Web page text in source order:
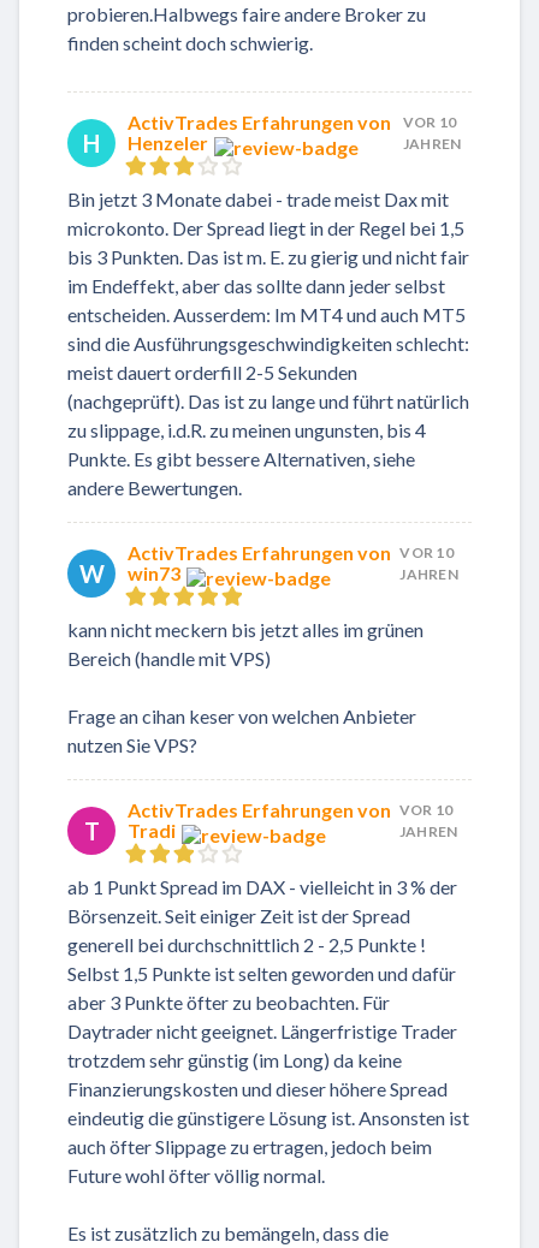
probieren.Halbwegs faire andere Broker zu
finden scheint doch schwierig.
H
ActivTrades Erfahrungen von
Henzeler
VOR 10
JAHREN
Bin jetzt 3 Monate dabei - trade meist Dax mit
microkonto. Der Spread liegt in der Regel bei 1,5
bis 3 Punkten. Das ist m. E. zu gierig und nicht fair
im Endeffekt, aber das sollte dann jeder selbst
entscheiden. Ausserdem: Im MT4 und auch MT5
sind die Ausführungsgeschwindigkeiten schlecht:
meist dauert orderfill 2-5 Sekunden
(nachgeprüft). Das ist zu lange und führt natürlich
zu slippage, i.d.R. zu meinen ungunsten, bis 4
Punkte. Es gibt bessere Alternativen, siehe
andere Bewertungen.
W
ActivTrades Erfahrungen von
win73
VOR 10
JAHREN
kann nicht meckern bis jetzt alles im grünen
Bereich (handle mit VPS)
Frage an cihan keser von welchen Anbieter
nutzen Sie VPS?
T
ActivTrades Erfahrungen von
Tradi
VOR 10
JAHREN
ab 1 Punkt Spread im DAX - vielleicht in 3 % der
Börsenzeit. Seit einiger Zeit ist der Spread
generell bei durchschnittlich 2 - 2,5 Punkte !
Selbst 1,5 Punkte ist selten geworden und dafür
aber 3 Punkte öfter zu beobachten. Für
Daytrader nicht geeignet. Längerfristige Trader
trotzdem sehr günstig (im Long) da keine
Finanzierungskosten und dieser höhere Spread
eindeutig die günstigere Lösung ist. Ansonsten ist
auch öfter Slippage zu ertragen, jedoch beim
Future wohl öfter völlig normal.
Es ist zusätzlich zu bemängeln, dass die